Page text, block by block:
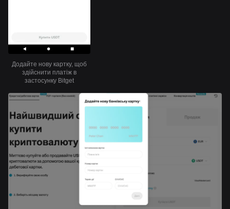
Додайте нову картку, щоб
здійснити платіж в
застосунку Bitget